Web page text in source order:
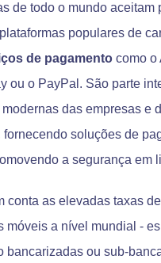
de todo o mundo aceitam
populares de
de pagamento como o
ou o PayPal. São parte
das empresas e
fornecendo soluções de
a segurança em
conta as elevadas taxas
móveis a nível mundial -
bancarizadas ou sub-